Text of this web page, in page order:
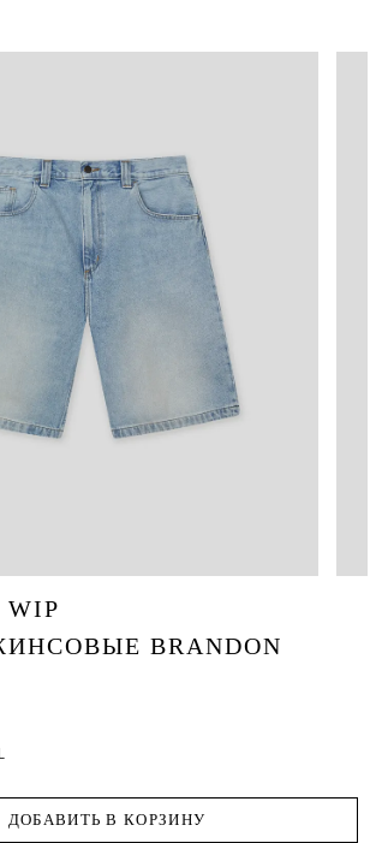
WIP
BRANDON
ДОБАВИТЬ В КОРЗИНУ